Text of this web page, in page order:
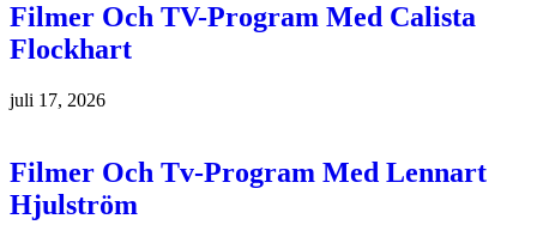
Filmer Och TV-Program Med Calista
Flockhart
juli 17, 2026
Filmer Och Tv-Program Med Lennart
Hjulström